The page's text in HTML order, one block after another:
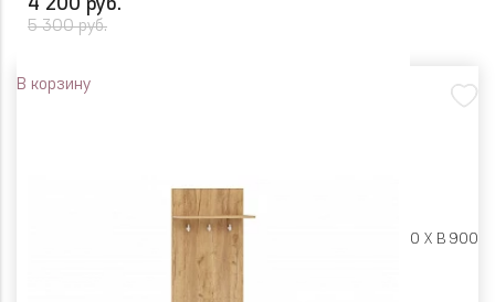
4 200 руб.
5 300 руб.
В корзину
Ш 550 X Г 280 X В 900